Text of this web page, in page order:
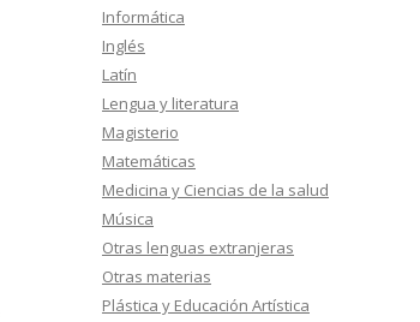
Informática
Inglés
Latín
Lengua y literatura
Magisterio
Matemáticas
Medicina y Ciencias de la salud
Música
Otras lenguas extranjeras
Otras materias
Plástica y Educación Artística